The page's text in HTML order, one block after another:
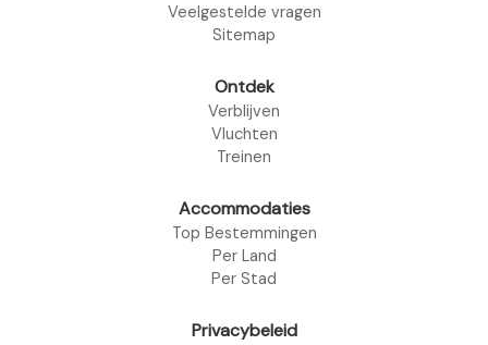
Veelgestelde vragen
Sitemap
Ontdek
Verblijven
Vluchten
Treinen
Accommodaties
Top Bestemmingen
Per Land
Per Stad
Privacybeleid